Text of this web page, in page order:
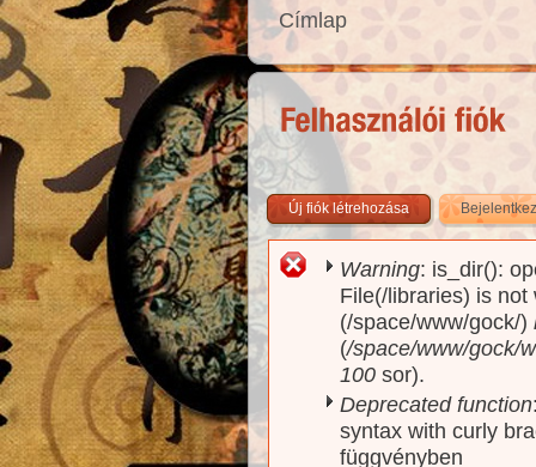
Címlap
Új fiók létrehozása
Hibaüzenet
Warning: is_dir():
File(/libraries) is
(/space/www/gock/)
(/space/www/gock/
100 sor).
Deprecated function
syntax with curly
függvényben